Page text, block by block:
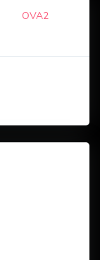
OVA2